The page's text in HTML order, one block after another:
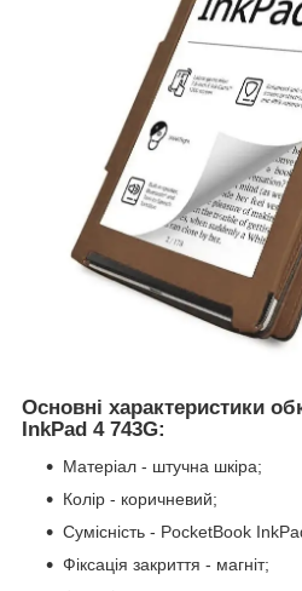
Основні характеристики
InkPad 4 743G:
Матеріал - штучна шкіра;
Колір - коричневий;
Сумісність - PocketBook
Фіксація закриття - магніт;